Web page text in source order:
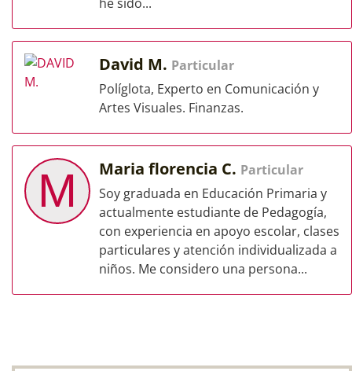
David M. Particular
Políglota, Experto en Comunicación y
Artes Visuales. Finanzas.
M Maria florencia C. Particular
Soy graduada en Educación Primaria y
actualmente estudiante de Pedagogía,
con experiencia en apoyo escolar, clases
particulares y atención individualizada a
niños. Me considero una persona...